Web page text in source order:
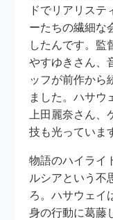
ドでリアリステ
ーたちの繊細な
したんです。監
やすゆきさん、
ッフが前作から
ました。ハサウ
上田麗奈さん、
技も光っていま
物語のハイライ
ルシアという不
ろ。ハサウェイ
身の行動に葛藤